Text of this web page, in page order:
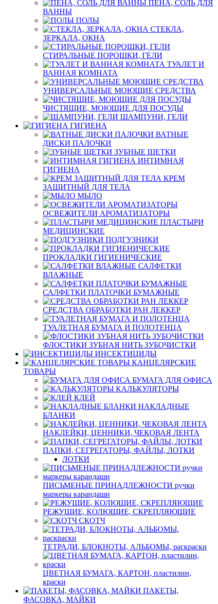
ПЕНА, СОЛЬ ДЛЯ
ВАННЫ
ПОЛЫ
СТЕКЛА,
ЗЕРКАЛА, ОКНА
СТИРАЛЬНЫЕ ПОРОШКИ, ГЕЛИ
ТУАЛЕТ И
ВАННАЯ КОМНАТА
УНИВЕРСАЛЬНЫЕ МОЮЩИЕ СРЕДСТВА
ЧИСТЯЩИЕ, МОЮЩИЕ ДЛЯ ПОСУДЫ
ШАМПУНИ, ГЕЛИ
ГИГИЕНА
ВАТНЫЕ
ДИСКИ ПАЛОЧКИ
ЗУБНЫЕ ЩЕТКИ
ИНТИМНАЯ
ГИГИЕНА
КРЕМ
ЗАЩИТНЫЙ ДЛЯ ТЕЛА
МЫЛО
ОСВЕЖИТЕЛИ АРОМАТИЗАТОРЫ
ПЛАСТЫРИ
МЕДИЦИНСКИЕ
ПОДГУЗНИКИ
ПРОКЛАДКИ ГИГИЕНИЧЕСКИЕ
САЛФЕТКИ
ВЛАЖНЫЕ
САЛФЕТКИ ПЛАТОЧКИ БУМАЖНЫЕ
СРЕДСТВА ОБРАБОТКИ РАН ЛЕККЕР
ТУАЛЕТНАЯ БУМАГА И ПОЛОТЕНЦА
ФЛОСТИКИ ЗУБНАЯ НИТЬ ЗУБОЧИСТКИ
ИНСЕКТИЦИДЫ
КАНЦЕЛЯРСКИЕ
ТОВАРЫ
БУМАГА ДЛЯ ОФИСА
КАЛЬКУЛЯТОРЫ
КЛЕЙ
НАКЛАДНЫЕ
БЛАНКИ
НАКЛЕЙКИ, ЦЕННИКИ, ЧЕКОВАЯ ЛЕНТА
ПАПКИ, СЕГРЕГАТОРЫ, ФАЙЛЫ, ЛОТКИ
ЛОТКИ
ПИСЬМЕНЫЕ ПРИНАДЛЕЖНОСТИ ручки
маркеры карандаши
РЕЖУЩИЕ, КОЛЮЩИЕ, СКРЕПЛЯЮЩИЕ
СКОТЧ
ТЕТРАДИ, БЛОКНОТЫ, АЛЬБОМЫ, раскраски
ЦВЕТНАЯ БУМАГА, КАРТОН, пластилин,
краски
ПАКЕТЫ,
ФАСОВКА, МАЙКИ